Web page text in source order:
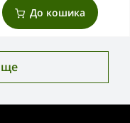
До кошика
ще